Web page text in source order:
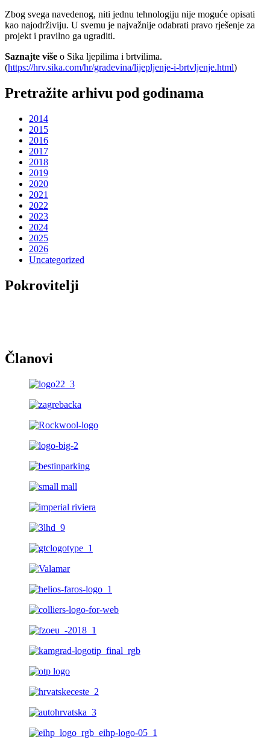
Zbog svega navedenog, niti jednu tehnologiju nije moguće opisati
kao najodrživiju. U svemu je najvažnije odabrati pravo rješenje za
projekt i pravilno ga ugraditi.
Saznajte više o Sika ljepilima i brtvilima.
(https://hrv.sika.com/hr/gradevina/lijepljenje-i-brtvljenje.html)
Pretražite arhivu pod godinama
2014
2015
2016
2017
2018
2019
2020
2021
2022
2023
2024
2025
2026
Uncategorized
Pokrovitelji
Članovi